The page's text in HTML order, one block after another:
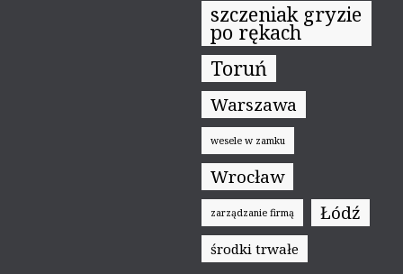
szczeniak gryzie
po rękach
Toruń
Warszawa
wesele w zamku
Wrocław
zarządzanie firmą Łódź
środki trwałe